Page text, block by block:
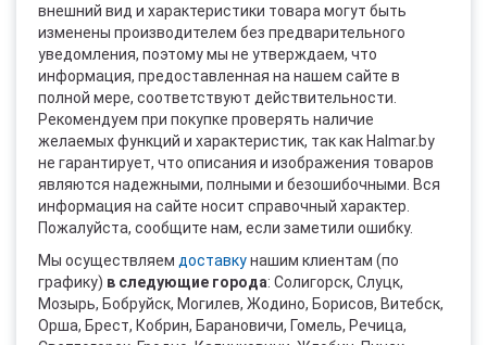
внешний вид и характеристики товара могут быть
изменены производителем без предварительного
уведомления, поэтому мы не утверждаем, что
информация, предоставленная на нашем сайте в
полной мере, соответствуют действительности.
Рекомендуем при покупке проверять наличие
желаемых функций и характеристик, так как Halmar.by
не гарантирует, что описания и изображения товаров
являются надежными, полными и безошибочными. Вся
информация на сайте носит справочный характер.
Пожалуйста, сообщите нам, если заметили ошибку.
Мы осуществляем доставкунашим клиентам (по
графику) в следующие города: Солигорск, Слуцк,
Мозырь, Бобруйск, Могилев, Жодино, Борисов, Витебск,
Орша, Брест, Кобрин, Барановичи, Гомель, Речица,